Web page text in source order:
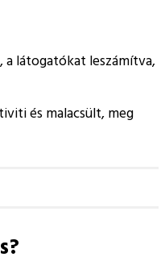
látogatókat leszámítva,
és malacsült, meg